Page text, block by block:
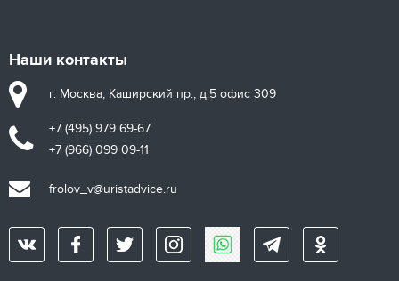
Наши контакты
г. Москва, Каширский пр., д.5 офис 309
+7 (495) 979 69-67
+7 (966) 099 09-11
frolov_v@uristadvice.ru